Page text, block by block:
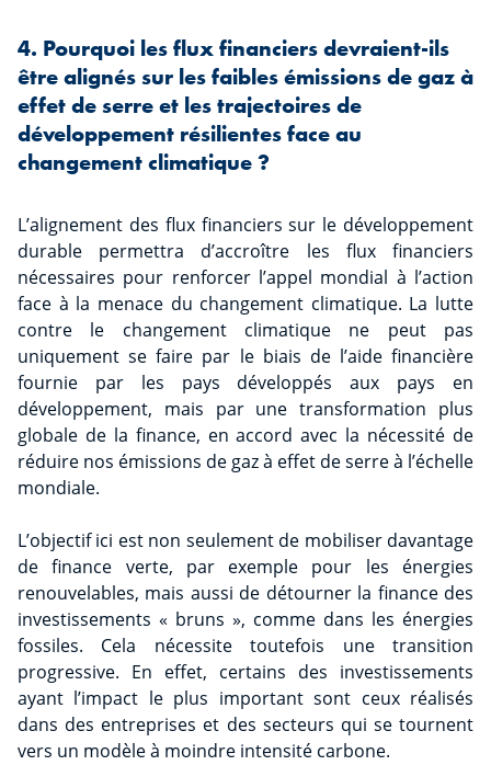
4. Pourquoi les flux financiers devraient-ils
être alignés sur les faibles émissions de gaz à
effet de serre et les trajectoires de
développement résilientes face au
changement climatique ?
L’alignement des flux financiers sur le développement
durable permettra d’accroître les flux financiers
nécessaires pour renforcer l’appel mondial à l’action
face à la menace du changement climatique. La lutte
contre le changement climatique ne peut pas
uniquement se faire par le biais de l’aide financière
fournie par les pays développés aux pays en
développement, mais par une transformation plus
globale de la finance, en accord avec la nécessité de
réduire nos émissions de gaz à effet de serre à l’échelle
mondiale.
L’objectif ici est non seulement de mobiliser davantage
de finance verte, par exemple pour les énergies
renouvelables, mais aussi de détourner la finance des
investissements « bruns », comme dans les énergies
fossiles. Cela nécessite toutefois une transition
progressive. En effet, certains des investissements
ayant l’impact le plus important sont ceux réalisés
dans des entreprises et des secteurs qui se tournent
vers un modèle à moindre intensité carbone.